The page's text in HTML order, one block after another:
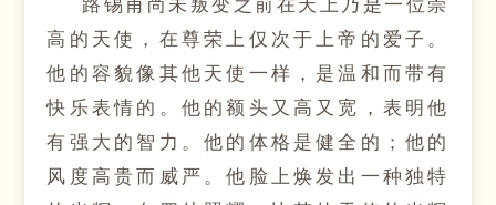
高的天使，在尊荣上仅次于上帝的爱子。
他的容貌像其他天使一样，是温和而带有
快乐表情的。他的额头又高又宽，表明他
有强大的智力。他的体格是健全的；他的
风度高贵而威严。他脸上焕发出一种独特